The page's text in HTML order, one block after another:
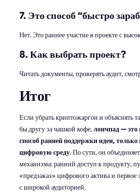
7. Это способ “быстро
Нет. Это раннее участие в проекте с
8. Как выбрать проект?
Читать документы, проверять аудит,
Итог
Если убрать криптожаргон и объяснять
бы другу за чашкой кофе,лончпад —
способ ранней поддержки идеи,
цифровую среду. По сути, он
механизма: ранний доступ к продукту,
«предзаказ» цифрового актива и первое
с широкой аудиторией.